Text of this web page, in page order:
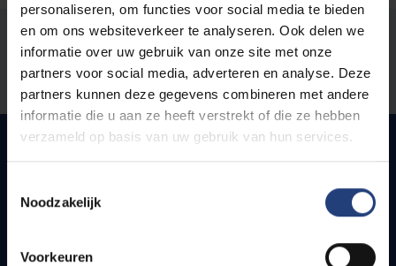
personaliseren, om functies voor social media te bieden
en om ons websiteverkeer te analyseren. Ook delen we
informatie over uw gebruik van onze site met onze
partners voor social media, adverteren en analyse. Deze
partners kunnen deze gegevens combineren met andere
informatie die u aan ze heeft verstrekt of die ze hebben
verzameld op basis van uw gebruik van hun services.
Noodzakelijk
Voorkeuren
Was there an error on this page?
Let us know
Jobs